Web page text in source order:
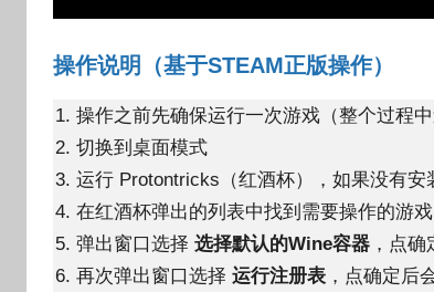
操作说明（基于STEAM正版操作）
操作之前先确保运行一次游戏（整个过程中
切换到桌面模式
运行 Protontricks（红酒杯），如果没有安
在红酒杯弹出的列表中找到需要操作的游
弹出窗口选择选择默认的Wine容器 ，点确
再次弹出窗口选择运行注册表 ，点确定后